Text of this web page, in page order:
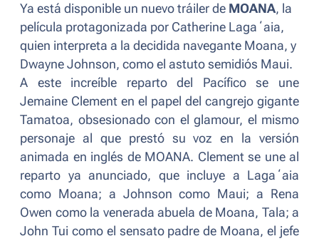
Ya está disponible un nuevo tráiler de MOANA, la
película protagonizada por Catherine Lagaʻaia,
quien interpreta a la decidida navegante Moana, y
Dwayne Johnson, como el astuto semidiós Maui.
A este increíble reparto del Pacífico se une
Jemaine Clement en el papel del cangrejo gigante
Tamatoa, obsesionado con el glamour, el mismo
personaje al que prestó su voz en la versión
animada en inglés de MOANA. Clement se une al
reparto ya anunciado, que incluye a Lagaʻaia
como Moana; a Johnson como Maui; a Rena
Owen como la venerada abuela de Moana, Tala; a
John Tui como el sensato padre de Moana, el jefe